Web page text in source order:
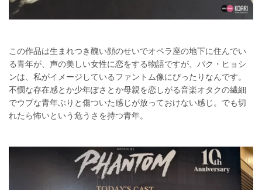
この作品は生まれつき醜い顔のせいでオペラ座の地下に住んでい
る青年が、声の美しい女性に恋をする物語ですが、パク・ヒョシ
ンは、私がイメージしているファントム像にぴったりなんです。
不憫な存在感とか少年ぽさとか母親を恋しがる音楽オタクの繊細
でウブな青年ぶりと傷ついた感じが放っておけない感じ。でも切
れたら怖いという危うさを持つ青年。